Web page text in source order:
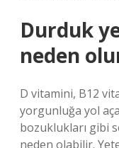
Durduk
neden
D vitamini, B12
yorgunluğa yol
bozuklukları gibi
neden olabilir.